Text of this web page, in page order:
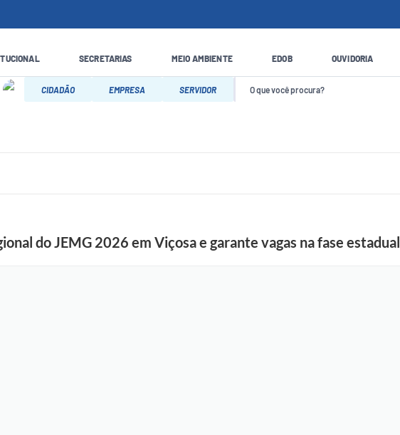
SECRETARIAS MEIO AMBIENTE EDOB OUVIDORIA
CIDADÃO EMPRESA SERVIDOR
do JEMG 2026 em Viçosa e garante vagas na fase estadual